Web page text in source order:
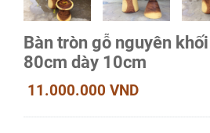
Bàn tròn gỗ nguyên
80cm dày 10cm
11.000.000 VND